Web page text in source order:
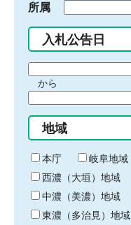
所属
入札公告日
間
始
り
から
間
終
わ
り
地域
本庁
岐阜地域
西濃（大垣）地域
中濃（美濃）地域
東濃（多治見）地域